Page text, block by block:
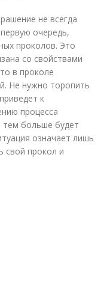
не всегда
очередь,
проколов. Это
со свойствами
в проколе
Не нужно торопить
к
процесса
тем больше будет
означает лишь
свой прокол и